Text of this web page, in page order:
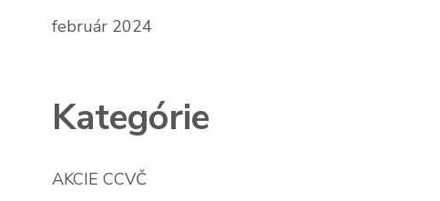
február 2024
Kategórie
AKCIE CCVČ